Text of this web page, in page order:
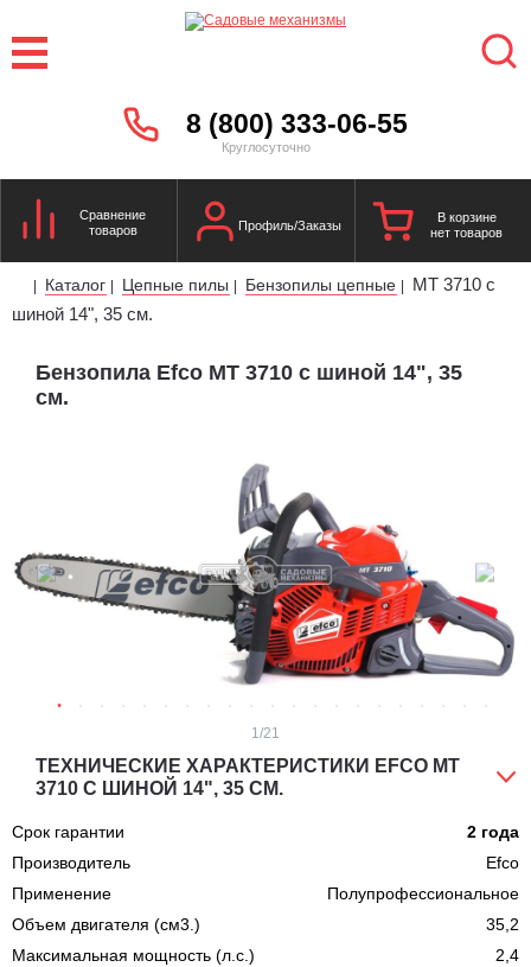
8 (800) 333-06-55
Круглосуточно
Сравнение
товаров
Профиль/Заказы
В корзине
нет товаров
| Каталог | Цепные пилы | Бензопилы цепные |
MT 3710 с
шиной 14", 35 см.
Бензопила Efco MT 3710 с шиной 14", 35
см.
1/21
ТЕХНИЧЕСКИЕ ХАРАКТЕРИСТИКИ EFCO MT
3710 С ШИНОЙ 14", 35 СМ.
Срок гарантии
2 года
Производитель
Efco
Применение
Полупрофессиональное
Объем двигателя (см3.)
35,2
Максимальная мощность (л.с.)
2,4